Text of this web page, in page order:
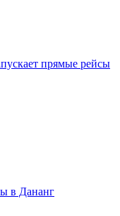
прямые рейсы
в Дананг